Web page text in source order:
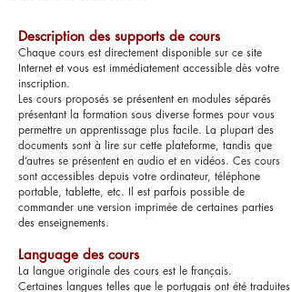
Description des supports de cours
Chaque cours est directement disponible sur ce site
Internet et vous est immédiatement accessible dès votre
inscription.
Les cours proposés se présentent en modules séparés
présentant la formation sous diverse formes pour vous
permettre un apprentissage plus facile. La plupart des
documents sont à lire sur cette plateforme, tandis que
d’autres se présentent en audio et en vidéos. Ces cours
sont accessibles depuis votre ordinateur, téléphone
portable, tablette, etc. Il est parfois possible de
commander une version imprimée de certaines parties
des enseignements.
Language des cours
La langue originale des cours est le français.
Certaines langues telles que le portugais ont été traduites